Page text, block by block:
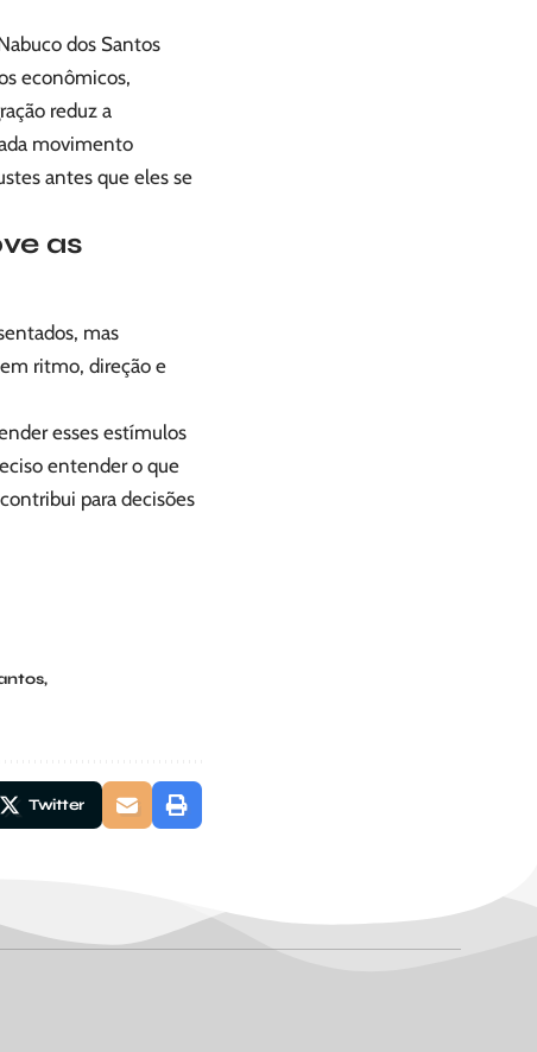
dos Santos
econômicos,
reduz a
movimento
antes que eles se
as
mas
ritmo, direção e
esses estímulos
entender o que
para decisões
Twitter